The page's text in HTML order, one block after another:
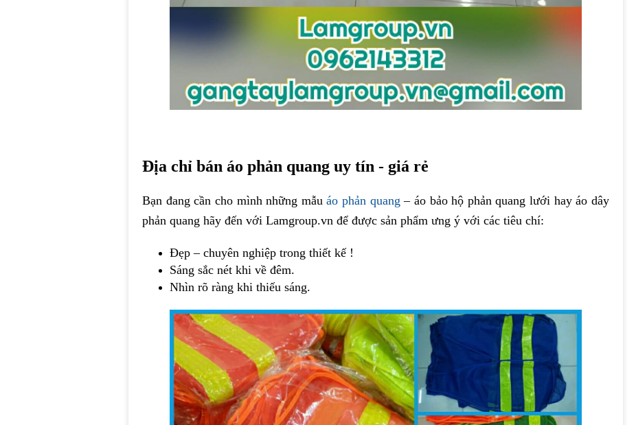
Địa chỉ bán áo phản quang uy tín - giá rẻ
Bạn đang cần cho mình những mẫuáo phản quang – áo bảo hộ phản quang lưới hay áo dây
phản quang hãy đến với Lamgroup.vn để được sản phẩm ưng ý với các tiêu chí:
Đẹp – chuyên nghiệp trong thiết kế !
Sáng sắc nét khi về đêm.
Nhìn rõ ràng khi thiếu sáng.